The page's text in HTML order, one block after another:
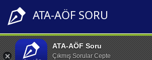
ATA-AÖF SORU
ATA-AÖF Soru
Çıkmış Sorular Cepte